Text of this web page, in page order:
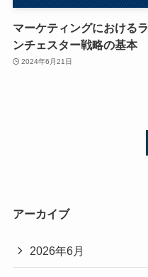
マーケティングにおけるラ
ンチェスター戦略の基本
2024年6月21日
アーカイブ
2026年6月